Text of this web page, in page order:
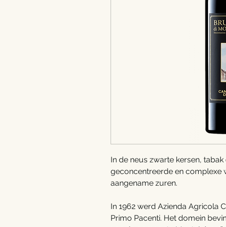
In de neus zwarte kersen,
geconcentreerde en complexe
aangename zuren.
In 1962 werd Azienda Agricola
Primo Pacenti. Het domein